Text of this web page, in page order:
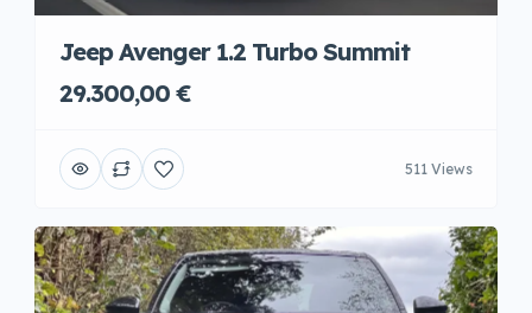
Jeep Avenger 1.2 Turbo Summit
29.300,00 €
511 Views